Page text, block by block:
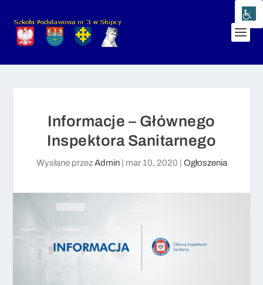
Informacje – Głównego
Inspektora Sanitarnego
Wysłane przezAdmin| mar 10, 2020 Ogłoszenia